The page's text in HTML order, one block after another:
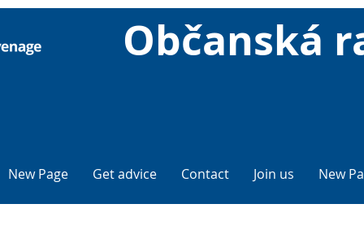
Občanská
New Page Get advice Contact Join us New